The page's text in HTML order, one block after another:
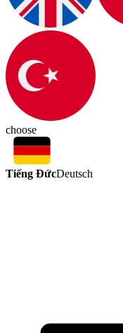
choose
Tiếng ĐứcDeutsch